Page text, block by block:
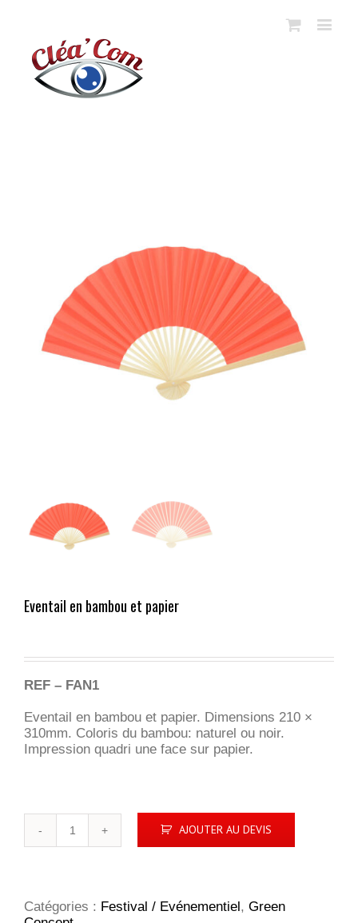
Eventail en bambou et papier
REF – FAN1
Eventail en bambou et papier. Dimensions 210 ×
310mm. Coloris du bambou: naturel ou noir.
Impression quadri une face sur papier.
et
papier
AJOUTER AU DEVIS
Catégories : Festival / Evénementiel, Green